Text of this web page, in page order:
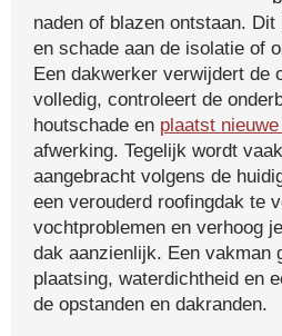
naden of blazen ontstaan.
en schade aan de isolatie of
Een dakwerker verwijdert de
volledig, controleert de
houtschade en plaatst
afwerking. Tegelijk wordt
aangebracht volgens de
een verouderd roofingdak te
vochtproblemen en verhoog
dak aanzienlijk. Een vakman
plaatsing, waterdichtheid en
de opstanden en dakranden.